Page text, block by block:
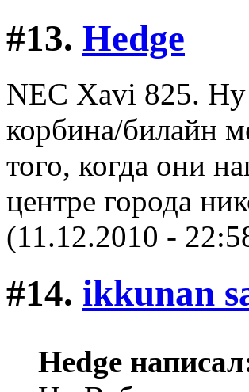
#13. Hedge
NEC Xavi 825. Ну
корбина/билайн
того, когда они
центре города
(11.12.2010 -
#14. ikkunan
Hedge